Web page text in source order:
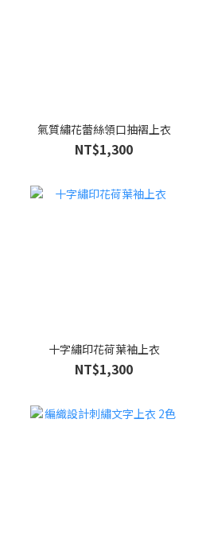
氣質繡花蕾絲領口抽褶上衣
NT$1,300
十字繡印花荷葉袖上衣
NT$1,300